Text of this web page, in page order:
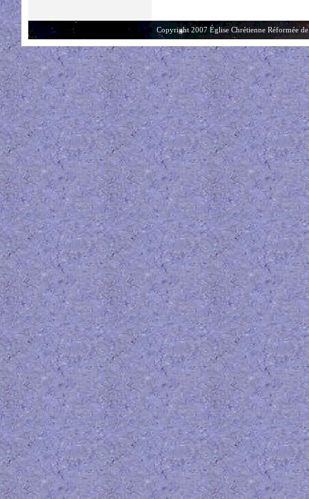
Copyright 2007 Église Chrétienne Réformée